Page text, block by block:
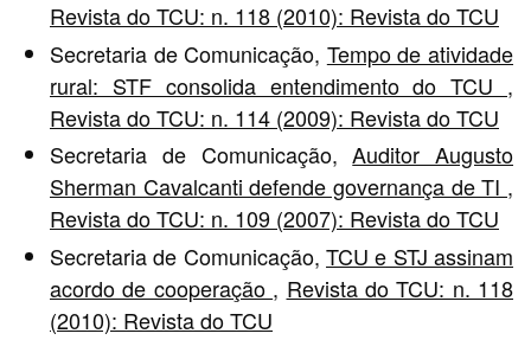
Revista do TCU: n. 118 (2010): Revista do TCU
Secretaria de Comunicação, Tempo de atividade
rural: STF consolida entendimento do TCU ,
Revista do TCU: n. 114 (2009): Revista do TCU
Secretaria de Comunicação,Auditor Augusto
Sherman Cavalcanti defende governança de TI ,
Revista do TCU: n. 109 (2007): Revista do TCU
Secretaria de Comunicação, TCU e STJ assinam
acordo de cooperação , Revista do TCU: n. 118
(2010): Revista do TCU